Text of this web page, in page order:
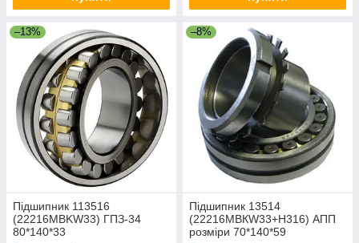
–13%
Підшипник 113516
(22216MBKW33) ГПЗ-34
80*140*33
–8%
Підшипник 13514
(22216MBКW33+Н316) АПП
розміри 70*140*59